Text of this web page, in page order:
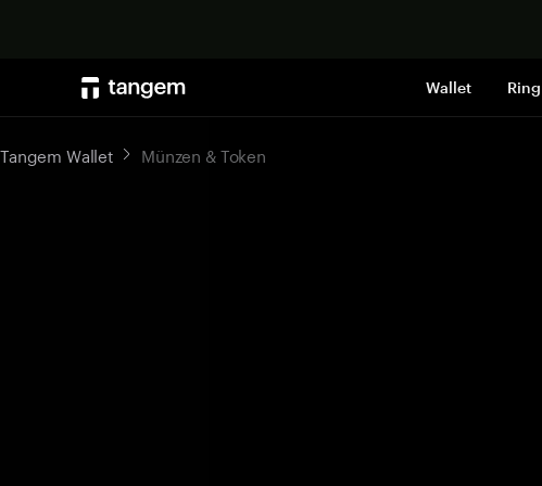
Wallet Ring
Tangem Wallet Münzen & Token